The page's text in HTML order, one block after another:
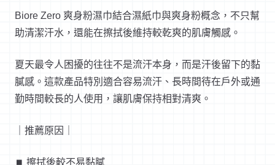
Biore Zero 爽身粉濕巾結合濕紙巾與爽身粉概念，不只幫
助清潔汗水，還能在擦拭後維持較乾爽的肌膚觸感。
夏天最令人困擾的往往不是流汗本身，而是汗後留下的黏
膩感。這款產品特別適合容易流汗、長時間待在戶外或通
勤時間較長的人使用，讓肌膚保持相對清爽。
｜推薦原因｜
⏹︎ 擦拭後較不易黏膩